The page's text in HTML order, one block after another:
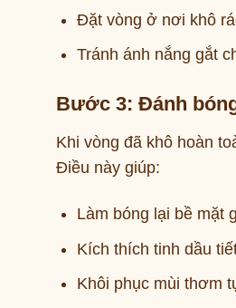
Đặt vòng ở nơi khô
Tránh ánh nắng gắt
Bước 3: Đánh
Khi vòng đã khô hoàn
Điều này giúp:
Làm bóng lại bề mặt
Kích thích tinh dầu
Khôi phục mùi thơm